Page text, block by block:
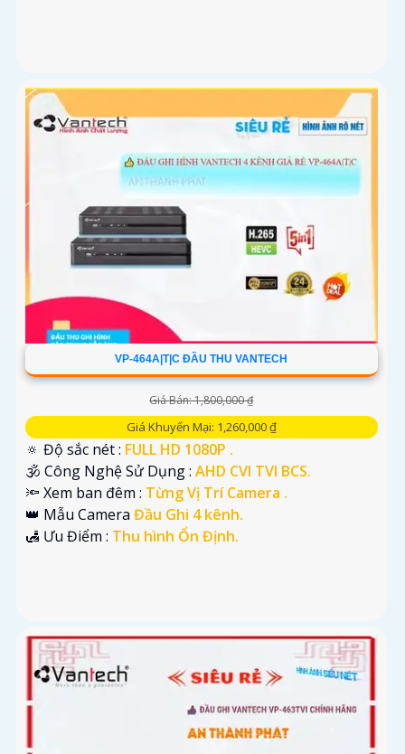
VP-464A|T|C ĐẦU THU VANTECH
Giá Bán: 1,800,000 ₫
Giá Khuyến Mại: 1,260,000 ₫
🔅 Độ sắc nét : FULL HD 1080P .
🕉️ Công Nghệ Sử Dụng : AHD CVI TVI BCS.
🔦 Xem ban đêm : Từng Vị Trí Camera .
👑 Mẫu Camera Đầu Ghi 4 kênh.
️🛃 Ưu Điểm : Thu hình Ổn Định.